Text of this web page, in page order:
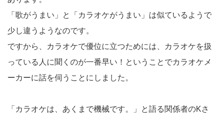
「歌がうまい」と「カラオケがうまい」は似ているようで
少し違うようなのです。
ですから、カラオケで優位に立つためには、カラオケを扱
っている人に聞くのが一番早い！ということでカラオケメ
ーカーに話を伺うことにしました。
「カラオケは、あくまで機械です。」と語る関係者のKさ